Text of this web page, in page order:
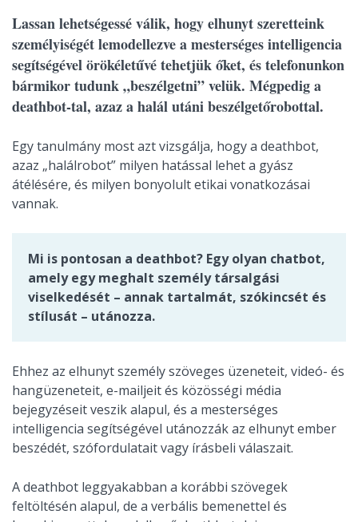
Lassan lehetségessé válik, hogy elhunyt szeretteink
személyiségét lemodellezve a mesterséges intelligencia
segítségével örökéletűvé tehetjük őket, és telefonunkon
bármikor tudunk „beszélgetni” velük. Mégpedig a
deathbot-tal, azaz a halál utáni beszélgetőrobottal.
Egy tanulmány most azt vizsgálja, hogy a deathbot,
azaz „halálrobot” milyen hatással lehet a gyász
átélésére, és milyen bonyolult etikai vonatkozásai
vannak.
Mi is pontosan a deathbot? Egy olyan chatbot,
amely egy meghalt személy társalgási
viselkedését – annak tartalmát, szókincsét és
stílusát – utánozza.
Ehhez az elhunyt személy szöveges üzeneteit, videó- és
hangüzeneteit, e-mailjeit és közösségi média
bejegyzéseit veszik alapul, és a mesterséges
intelligencia segítségével utánozzák az elhunyt ember
beszédét, szófordulatait vagy írásbeli válaszait.
A deathbot leggyakabban a korábbi szövegek
feltöltésén alapul, de a verbális bemenettel és